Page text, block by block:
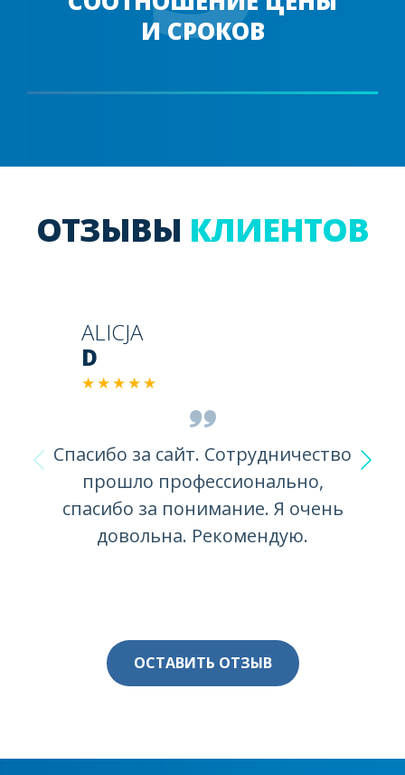
И СРОКОВ
ОТЗЫВЫ КЛИЕНТОВ
ALICJA
D
★★★★★
Спасибо зa сайт. Сотрудничество
прошло профессионально,
спасибо за понимание. Я очень
довольна. Рекомендую.
ОСТАВИТЬ ОТЗЫВ